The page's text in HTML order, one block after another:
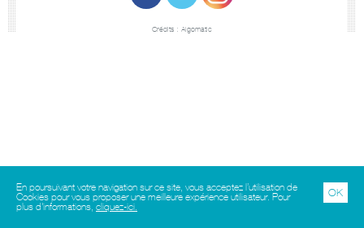
Crédits : Algomatic
En poursuivant votre navigation sur ce site, vous acceptez l’utilisation de
Cookies pour vous proposer une meilleure expérience utilisateur. Pour
plus d'informations, cliquez-ici.
OK